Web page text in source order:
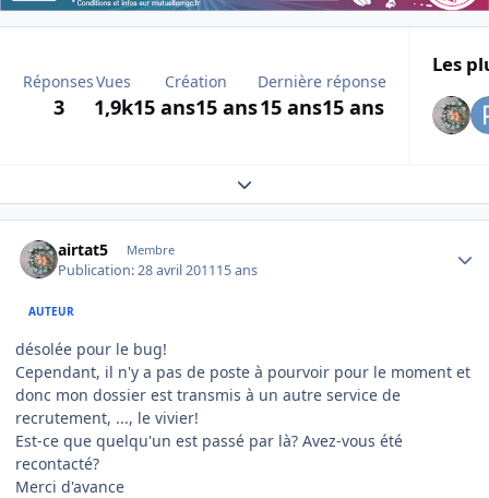
Réponses
3
Vues
1,9k
Création
15 ans15 ans
Dernière réponse
15 ans15 ans
Les
Expand topic overview
airtat5 Membre
Publication:28 avril 201115 ans
AUTEUR
désolée pour le bug!
Cependant, il n'y a pas de poste à pourvoir pour le moment et
donc mon dossier est transmis à un autre service de
recrutement, ..., le vivier!
Est-ce que quelqu'un est passé par là? Avez-vous été
recontacté?
Merci d'avance